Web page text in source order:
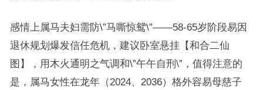
感情上属马夫妇需防\”马嘶惊鸳\”——58-65岁阶段易因
退休规划爆发信任危机，建议卧室悬挂【和合二仙
图】，用木火通明之气调和\”午午自刑\”，值得注意的
是，属马女性在龙年（2024、2036）格外容易母慈子